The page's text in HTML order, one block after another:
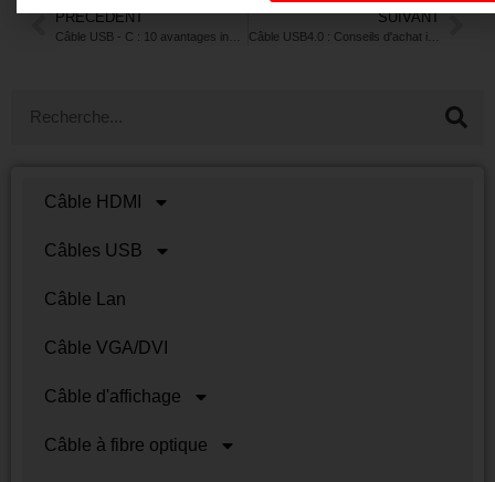
PRÉCÉDENT SUIVANT
Câble USB4.0 : Conseils d'achat indispensables pour des performances optimales
Câble HDMI
Câbles USB
Câble Lan
Câble VGA/DVI
Câble d'affichage
Câble à fibre optique